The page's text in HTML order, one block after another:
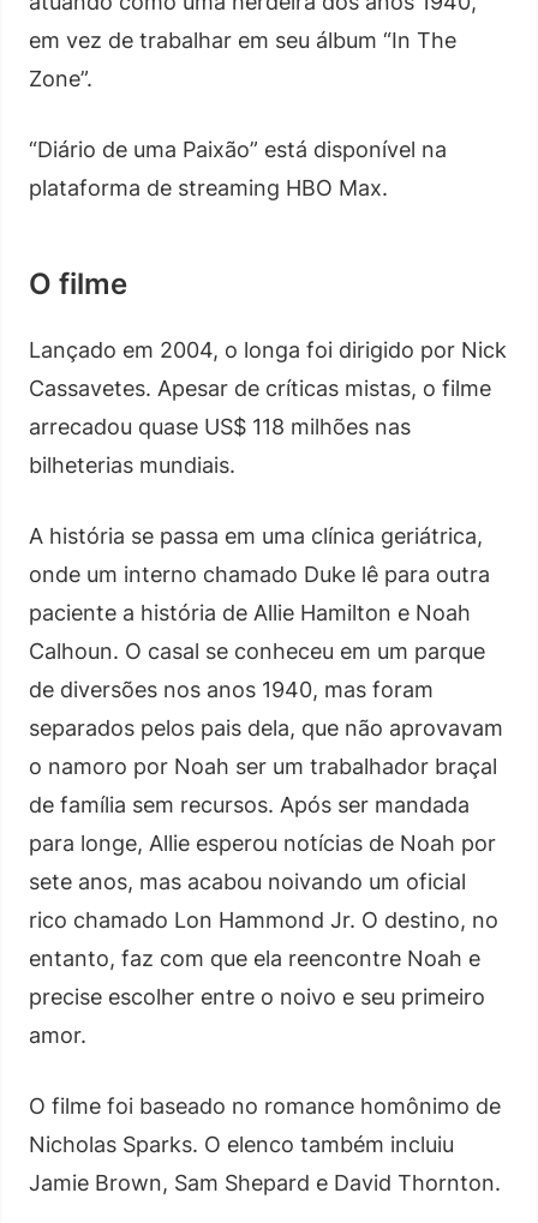
em vez de trabalhar em seu álbum “In The
Zone”.
“Diário de uma Paixão” está disponível na
plataforma de streaming HBO Max.
O filme
Lançado em 2004, o longa foi dirigido por Nick
Cassavetes. Apesar de críticas mistas, o filme
arrecadou quase US$ 118 milhões nas
bilheterias mundiais.
A história se passa em uma clínica geriátrica,
onde um interno chamado Duke lê para outra
paciente a história de Allie Hamilton e Noah
Calhoun. O casal se conheceu em um parque
de diversões nos anos 1940, mas foram
separados pelos pais dela, que não aprovavam
o namoro por Noah ser um trabalhador braçal
de família sem recursos. Após ser mandada
para longe, Allie esperou notícias de Noah por
sete anos, mas acabou noivando um oficial
rico chamado Lon Hammond Jr. O destino, no
entanto, faz com que ela reencontre Noah e
precise escolher entre o noivo e seu primeiro
amor.
O filme foi baseado no romance homônimo de
Nicholas Sparks. O elenco também incluiu
Jamie Brown, Sam Shepard e David Thornton.